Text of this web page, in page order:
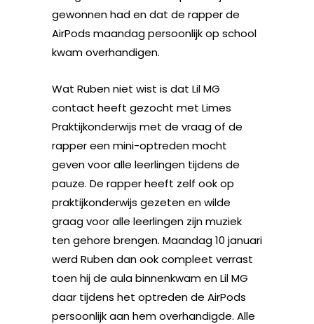
gewonnen had en dat de rapper de
AirPods maandag persoonlijk op school
kwam overhandigen.
Wat Ruben niet wist is dat Lil MG
contact heeft gezocht met Limes
Praktijkonderwijs met de vraag of de
rapper een mini-optreden mocht
geven voor alle leerlingen tijdens de
pauze. De rapper heeft zelf ook op
praktijkonderwijs gezeten en wilde
graag voor alle leerlingen zijn muziek
ten gehore brengen. Maandag 10 januari
werd Ruben dan ook compleet verrast
toen hij de aula binnenkwam en Lil MG
daar tijdens het optreden de AirPods
persoonlijk aan hem overhandigde. Alle